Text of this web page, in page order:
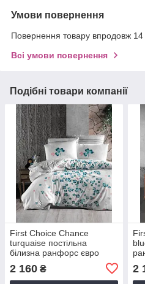
Умови повернення
Повернення товару впродовж 14
Всі умови повернення
Подібні товари компанії
First Сhoice Chance
turquaise постільна
білизна ранфорс євро
2 160 ₴ 2